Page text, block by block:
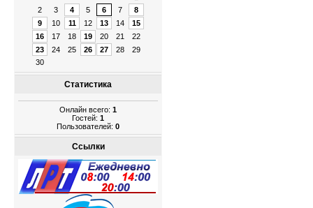
2
3 4 5 6 7
8
9
10 11 12 13 14
15
16
17 18 19 20 21
22
23
24 25 26 27 28
29
30
Статистика
Онлайн всего: 1
Гостей: 1
Пользователей: 0
Ссылки